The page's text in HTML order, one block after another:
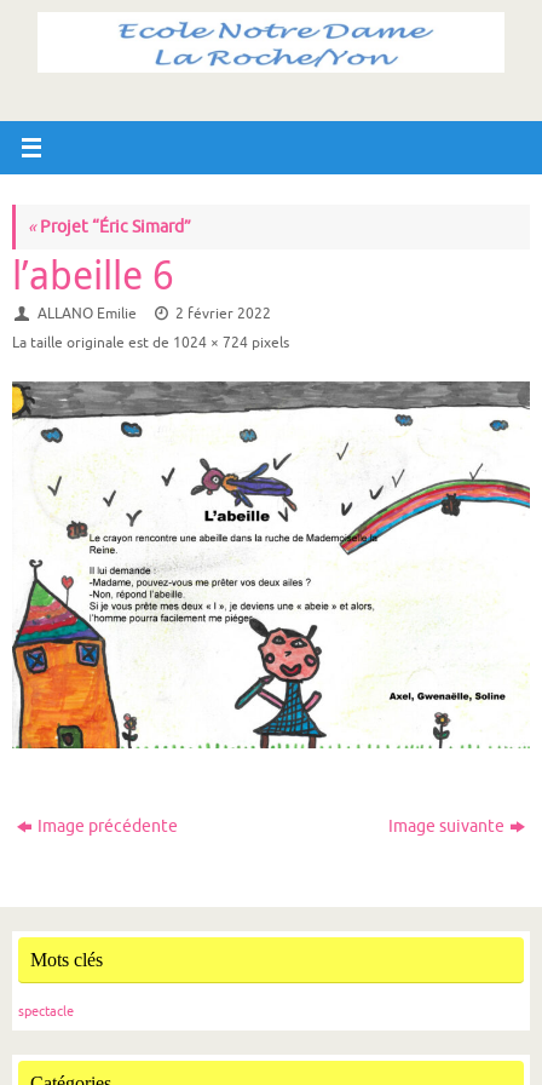
Passer
«Projet “Éric Simard”
l’abeille 6
ALLANO Emilie
2 février 2022
La taille originale est de 1024 × 724 pixels
Image précédente Image suivante
Mots clés
spectacle